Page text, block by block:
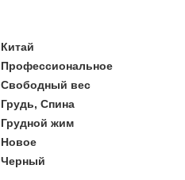
Китай
Профессиональное
Свободный вес
Грудь, Спина
Грудной жим
Новое
Черный